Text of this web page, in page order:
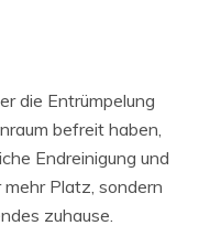
die Entrümpelung
befreit haben,
Endreinigung und
Platz, sondern
zuhause.